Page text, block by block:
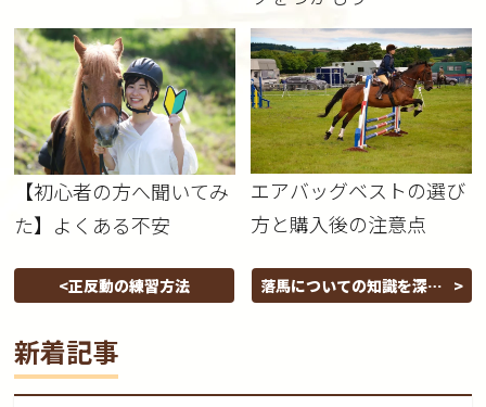
【初心者の方へ聞いてみ
た】よくある不安
エアバッグベストの選び
方と購入後の注意点
正反動の練習方法
落馬についての知識を深め
新着記事